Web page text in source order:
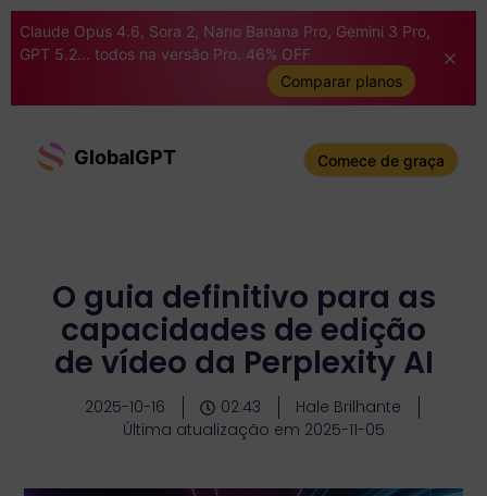
Claude Opus 4.6, Sora 2, Nano Banana Pro, Gemini 3 Pro,
GPT 5.2... todos na versão Pro. 46% OFF
Comparar planos
GlobalGPT Comece de graça
O guia definitivo para as
capacidades de edição
de vídeo da Perplexity AI
2025-10-16 02:43
Hale Brilhante
Última atualização em 2025-11-05